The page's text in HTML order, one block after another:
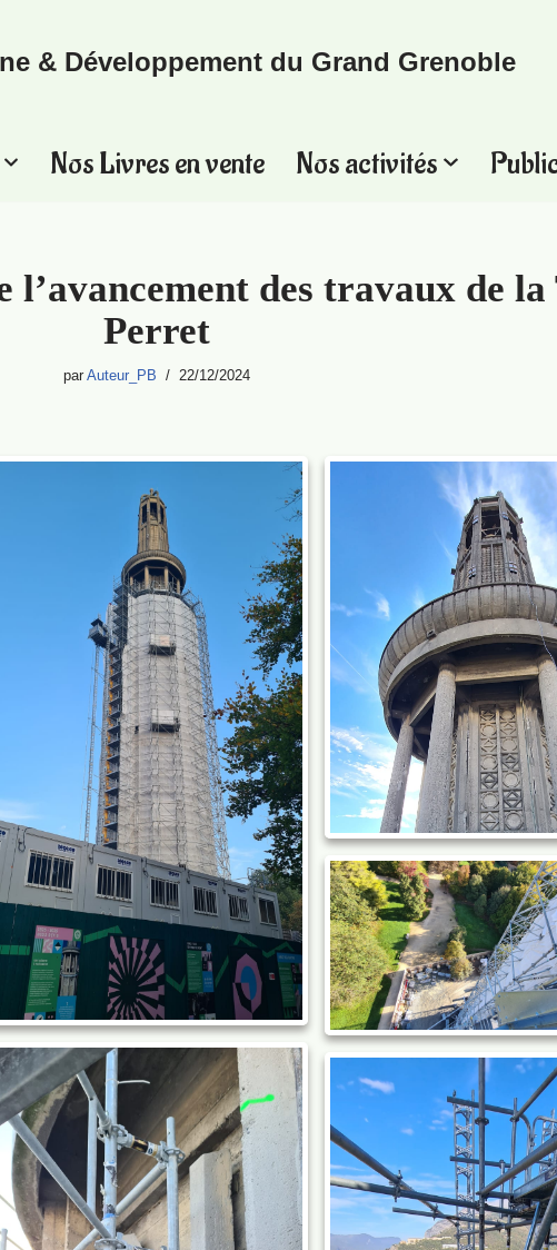
& Développement du Grand Grenoble
Nos Livres en vente Nos activités
l’avancement des travaux de
Perret
par Auteur_PB 22/12/2024